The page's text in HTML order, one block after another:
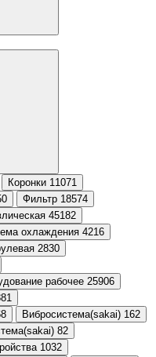
Коронки 11071
Фильтр 18574
45182
охлаждения 4216
2830
рабочее 25906
Вибросистема(sakai) 162
82
1032